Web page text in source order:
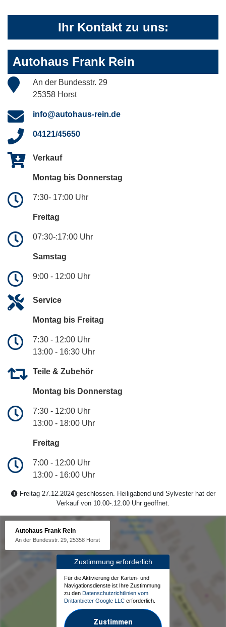
Ihr Kontakt zu uns:
Autohaus Frank Rein
An der Bundesstr. 29
25358 Horst
info@autohaus-rein.de
04121/45650
Verkauf
Montag bis Donnerstag
7:30- 17:00 Uhr
Freitag
07:30-:17:00 Uhr
Samstag
9:00 - 12:00 Uhr
Service
Montag bis Freitag
7:30 - 12:00 Uhr
13:00 - 16:30 Uhr
Teile & Zubehör
Montag bis Donnerstag
7:30 - 12:00 Uhr
13:00 - 18:00 Uhr
Freitag
7:00 - 12:00 Uhr
13:00 - 16:00 Uhr
Freitag 27.12.2024 geschlossen. Heiligabend und Sylvester hat der
Verkauf von 10.00-.12.00 Uhr geöffnet.
Autohaus Frank Rein
An der Bundesstr. 29, 25358 Horst
Zustimmung erforderlich
Für die Aktivierung der Karten- und
Navigationsdienste ist Ihre Zustimmung
zu den Datenschutzrichtlinien vom
Drittanbieter Google LLC erforderlich.
Zustimmen